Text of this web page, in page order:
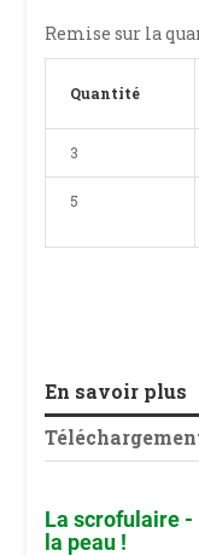
Remise sur la
Quantité
3
5
En savoir plus
La scrofulaire -
la peau !